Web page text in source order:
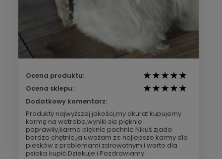
Ocena produktu:
Ocena sklepu:
Dodatkowy komentarz:
Produkty najwyższej jakości,my akurat kupujemy
karmę na watrobe,wyniki sie pięknie
poprawiły,karma pięknie pachnie Nikuś zjada
bardzo chętnie,ja uważam ze najlepsze karmy dla
piesków z problemami zdrowotnym i warto dla
psiaka kupić.Dziekuje i Pozdrawiamy.